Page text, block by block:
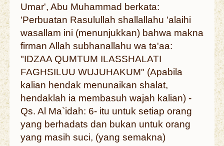
Umar', Abu Muhammad berkata:
'Perbuatan Rasulullah shallallahu 'alaihi
wasallam ini (menunjukkan) bahwa makna
firman Allah subhanallahu wa ta'aa:
"IDZAA QUMTUM ILASSHALATI
FAGHSILUU WUJUHAKUM" (Apabila
kalian hendak menunaikan shalat,
hendaklah ia membasuh wajah kalian) -
Qs. Al Ma`idah: 6- itu untuk setiap orang
yang berhadats dan bukan untuk orang
yang masih suci, (yang semakna)